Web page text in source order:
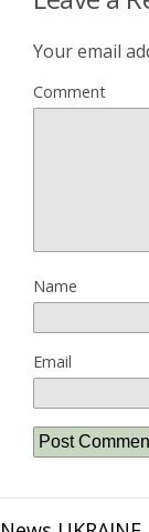
Your email
Comment
Name
Email